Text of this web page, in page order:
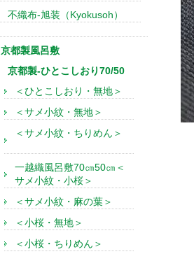
不織布-旭装（Kyokusoh）
京都製風呂敷
京都製-ひとこしおり70/50
＜ひとこしおり・無地＞
＜サメ小紋・無地＞
＜サメ小紋・ちりめん＞
一越織風呂敷70㎝50㎝＜
サメ小紋・小桜＞
＜サメ小紋・麻の葉＞
＜小桜・無地＞
＜小桜・ちりめん＞